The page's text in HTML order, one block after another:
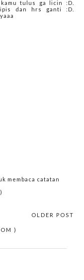
tulus ga licin :D.
dan hrs ganti :D.
membaca catatan
OLDER POST
)